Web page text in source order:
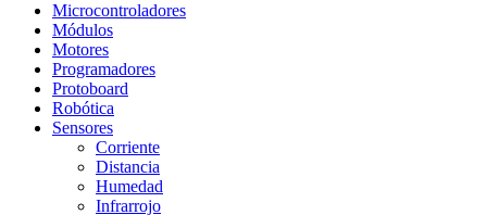
Microcontroladores
Módulos
Motores
Programadores
Protoboard
Robótica
Sensores
Corriente
Distancia
Humedad
Infrarrojo